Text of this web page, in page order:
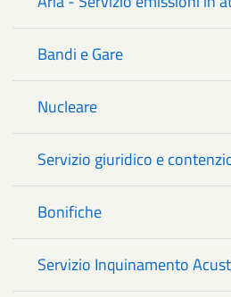
Bandi e Gare
Nucleare
Servizio giuridico e
Bonifiche
Servizio Inquinamento